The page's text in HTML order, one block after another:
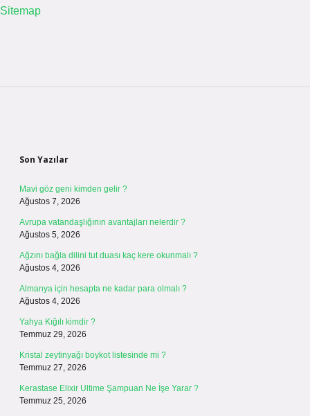
Sitemap
Son Yazılar
Mavi göz geni kimden gelir ?
Ağustos 7, 2026
Avrupa vatandaşlığının avantajları nelerdir ?
Ağustos 5, 2026
Ağzını bağla dilini tut duası kaç kere okunmalı ?
Ağustos 4, 2026
Almanya için hesapta ne kadar para olmalı ?
Ağustos 4, 2026
Yahya Kığılı kimdir ?
Temmuz 29, 2026
Kristal zeytinyağı boykot listesinde mi ?
Temmuz 27, 2026
Kerastase Elixir Ultime Şampuan Ne İşe Yarar ?
Temmuz 25, 2026